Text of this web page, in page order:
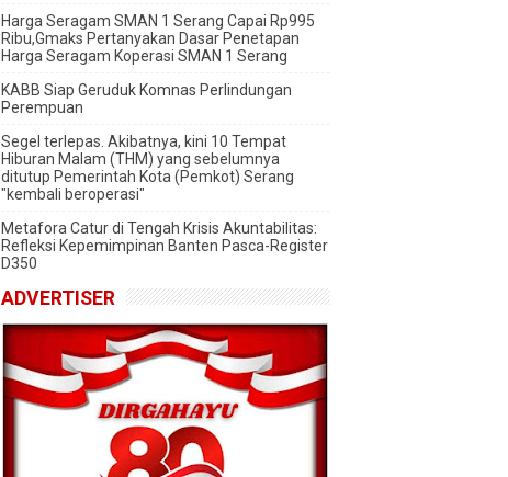
Harga Seragam SMAN 1 Serang Capai Rp995
Ribu,Gmaks Pertanyakan Dasar Penetapan
Harga Seragam Koperasi SMAN 1 Serang
‎KABB Siap Geruduk Komnas Perlindungan
Perempuan
Segel terlepas. Akibatnya, kini 10 Tempat
Hiburan Malam (THM) yang sebelumnya
ditutup Pemerintah Kota (Pemkot) Serang
"kembali beroperasi"
Metafora Catur di Tengah Krisis Akuntabilitas:
Refleksi Kepemimpinan Banten Pasca-Register
D350
ADVERTISER